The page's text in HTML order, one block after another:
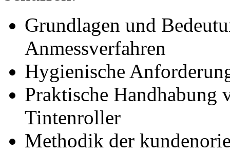
Grundlagen und
Anmessverfahren
Hygienische
Praktische Handhabung
Tintenroller
Methodik der